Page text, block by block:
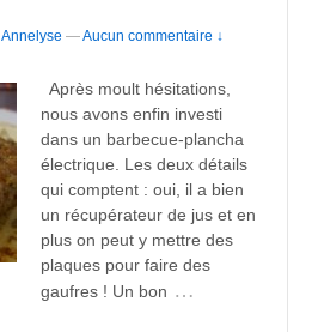
Annelyse —Aucun commentaire ↓
Après moult hésitations,
nous avons enfin investi
dans un barbecue-plancha
électrique. Les deux détails
qui comptent : oui, il a bien
un récupérateur de jus et en
plus on peut y mettre des
plaques pour faire des
gaufres ! Un bon …